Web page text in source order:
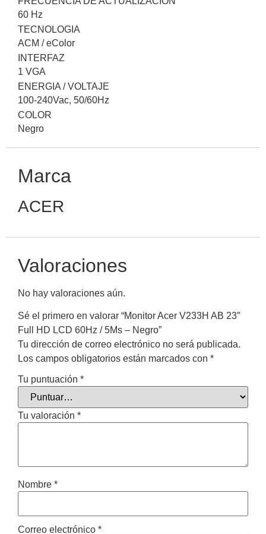
60 Hz
TECNOLOGIA
ACM / eColor
INTERFAZ
1 VGA
ENERGIA / VOLTAJE
100-240Vac, 50/60Hz
COLOR
Negro
Marca
ACER
Valoraciones
No hay valoraciones aún.
Sé el primero en valorar “Monitor Acer V233H AB 23″
Full HD LCD 60Hz / 5Ms – Negro”
Tu dirección de correo electrónico no será publicada.
Los campos obligatorios están marcados con *
Tu puntuación *
Tu valoración *
Nombre *
Correo electrónico *